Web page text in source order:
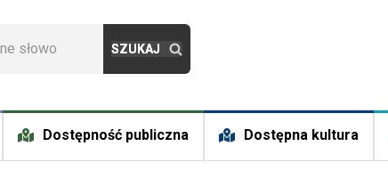
Dostępność publiczna Dostępna kultura